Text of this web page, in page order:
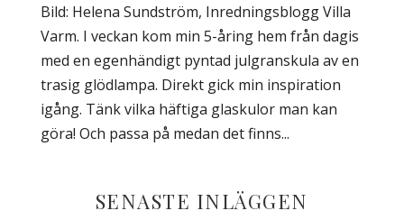
Bild: Helena Sundström, Inredningsblogg Villa
Varm. I veckan kom min 5-åring hem från dagis
med en egenhändigt pyntad julgranskula av en
trasig glödlampa. Direkt gick min inspiration
igång. Tänk vilka häftiga glaskulor man kan
göra! Och passa på medan det finns...
SENASTE INLÄGGEN